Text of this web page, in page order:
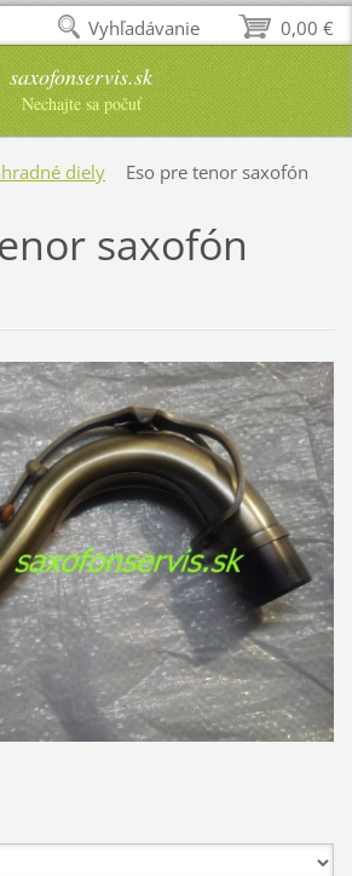
saxofonservis.sk
Nechajte sa počuť
diely
Eso pre tenor saxofón
saxofón
0,00 €
Vyhľadávanie